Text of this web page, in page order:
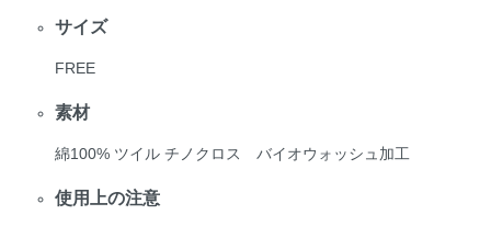
サイズ
FREE
素材
綿100% ツイル チノクロス バイオウォッシュ加工
使用上の注意